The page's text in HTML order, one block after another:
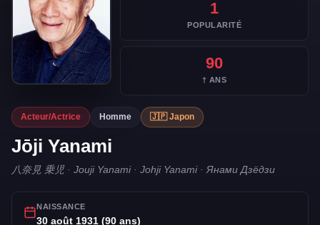
1
POPULARITÉ
90
† ANS
Acteur/Actrice Homme 🇯🇵 Japon
Jōji Yanami
八奈見 乗児 · Jouji Yanami · Johji Yanami · Янами Дзёдзи
NAISSANCE
30 août 1931 (90 ans)